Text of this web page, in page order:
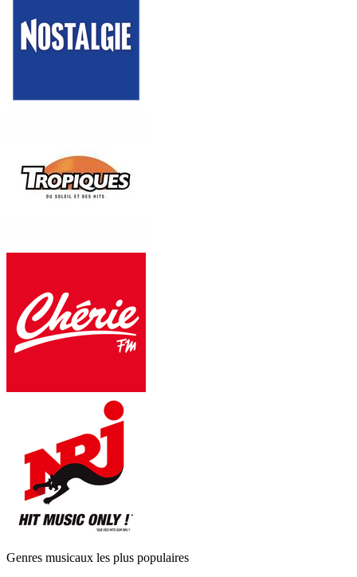
Genres musicaux les plus populaires